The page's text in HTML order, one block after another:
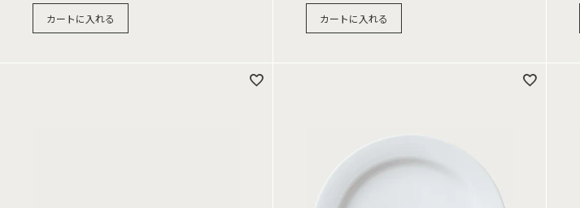
カートに入れる カートに入れる